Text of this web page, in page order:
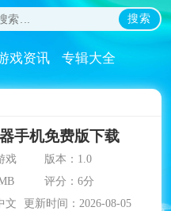
搜索
戏资讯 专辑大全
手机免费版下载
戏
版本：1.0
评分：6分
文
更新时间：2026-08-05